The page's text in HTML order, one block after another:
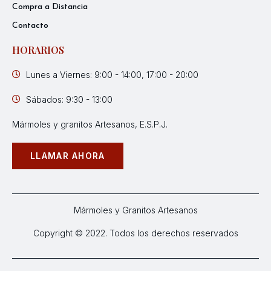
Compra a Distancia
Contacto
HORARIOS
Lunes a Viernes: 9:00 - 14:00, 17:00 - 20:00
Sábados: 9:30 - 13:00
Mármoles y granitos Artesanos, E.S.P.J.
LLAMAR AHORA
Mármoles y Granitos Artesanos
Copyright © 2022. Todos los derechos reservados